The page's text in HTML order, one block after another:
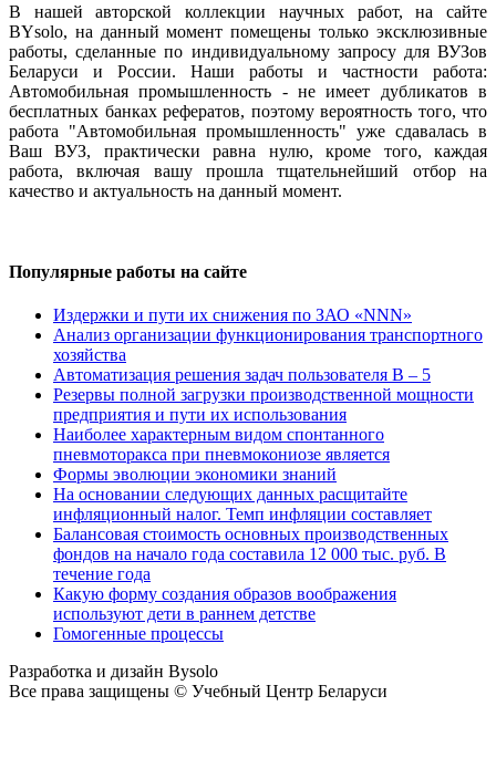
В нашей авторской коллекции научных работ, на сайте
BYsolo, на данный момент помещены только эксклюзивные
работы, сделанные по индивидуальному запросу для ВУЗов
Беларуси и России. Наши работы и частности работа:
Автомобильная промышленность - не имеет дубликатов в
бесплатных банках рефератов, поэтому вероятность того, что
работа "Автомобильная промышленность" уже сдавалась в
Ваш ВУЗ, практически равна нулю, кроме того, каждая
работа, включая вашу прошла тщательнейший отбор на
качество и актуальность на данный момент.
Популярные работы на сайте
Издержки и пути их снижения по ЗАО «NNN»
Анализ организации функционирования транспортного
хозяйства
Автоматизация решения задач пользователя В – 5
Резервы полной загрузки производственной мощности
предприятия и пути их использования
Наиболее характерным видом спонтанного
пневмоторакса при пневмокониозе является
Формы эволюции экономики знаний
На основании следующих данных расщитайте
инфляционный налог. Темп инфляции составляет
Балансовая стоимость основных производственных
фондов на начало года составила 12 000 тыс. руб. В
течение года
Какую форму создания образов воображения
используют дети в раннем детстве
Гомогенные процессы
Разработка и дизайн Bysolo
Все права защищены © Учебный Центр Беларуси